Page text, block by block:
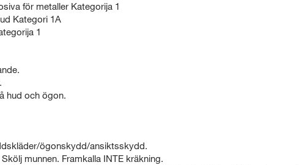
för metaller Kategorija 1
Kategori 1A
1
hud och ögon.
ögonskydd/ansiktsskydd.
munnen. Framkalla INTE kräkning.